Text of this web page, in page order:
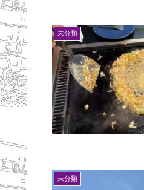
未分類
未分類